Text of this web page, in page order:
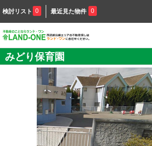
検討リスト 0 最近見た物件 0
みどり保育園